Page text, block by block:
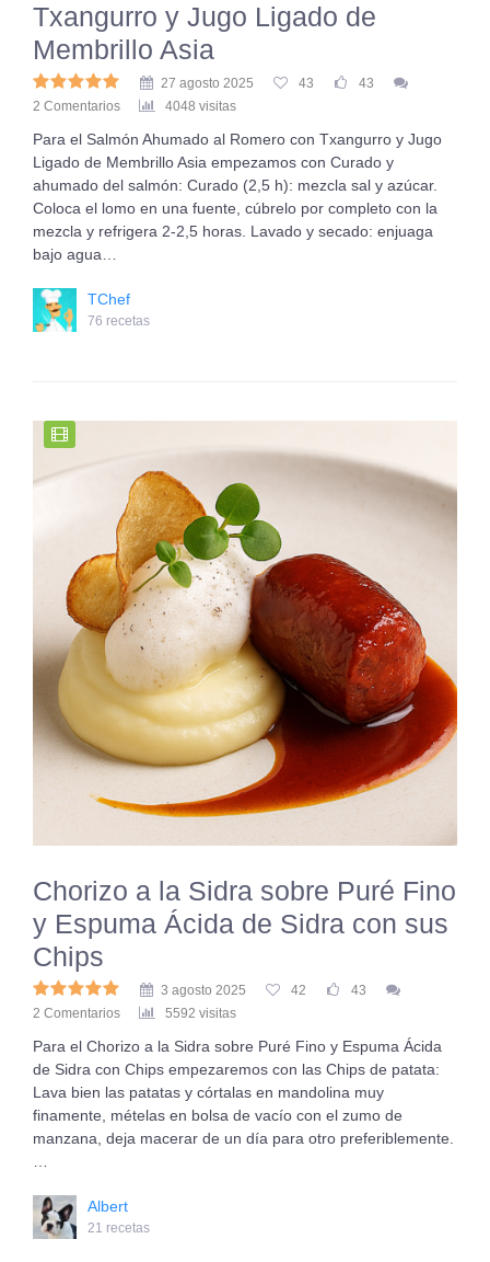
Txangurro y Jugo Ligado de
Membrillo Asia
27 agosto 2025 43
43
2 Comentarios
4048 visitas
Para el Salmón Ahumado al Romero con Txangurro y Jugo
Ligado de Membrillo Asia empezamos con Curado y
ahumado del salmón: Curado (2,5 h): mezcla sal y azúcar.
Coloca el lomo en una fuente, cúbrelo por completo con la
mezcla y refrigera 2-2,5 horas. Lavado y secado: enjuaga
bajo agua…
TChef
76 recetas
Chorizo a la Sidra sobre Puré Fino
y Espuma Ácida de Sidra con sus
Chips
3 agosto 2025 42
43
2 Comentarios
5592 visitas
Para el Chorizo a la Sidra sobre Puré Fino y Espuma Ácida
de Sidra con Chips empezaremos con las Chips de patata:
Lava bien las patatas y córtalas en mandolina muy
finamente, mételas en bolsa de vacío con el zumo de
manzana, deja macerar de un día para otro preferiblemente.
Albert
21 recetas